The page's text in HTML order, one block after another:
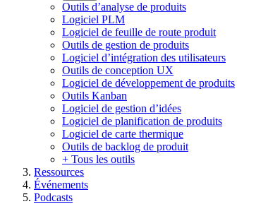
Outils d’analyse de produits
Logiciel PLM
Logiciel de feuille de route produit
Outils de gestion de produits
Logiciel d’intégration des utilisateurs
Outils de conception UX
Logiciel de développement de produits
Outils Kanban
Logiciel de gestion d’idées
Logiciel de planification de produits
Logiciel de carte thermique
Outils de backlog de produit
+ Tous les outils
Ressources
Événements
Podcasts